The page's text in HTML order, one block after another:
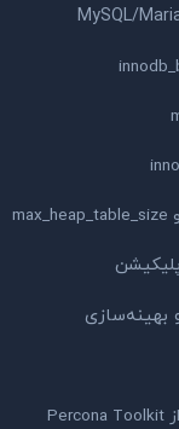
بهینه‌سازی